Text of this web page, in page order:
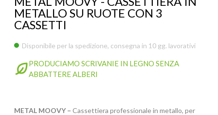
SAFE SCREEN
METALLO SU RUOTE CON 3
CASSETTI
Disponibile per la spedizione, consegna in 10 gg. lavorativi
PRODUCIAMO SCRIVANIE IN LEGNO SENZA
ABBATTERE ALBERI
METAL MOOVY – Cassettiera professionale in metallo, per